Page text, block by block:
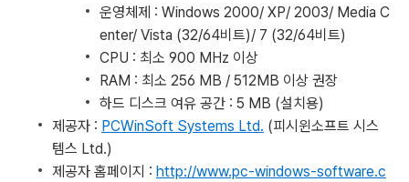
운영체제 : Windows 2000/ XP/ 2003/ Media C
enter/ Vista (32/64비트)/ 7 (32/64비트)
CPU : 최소 900 MHz 이상
RAM : 최소 256 MB / 512MB 이상 권장
하드 디스크 여유 공간 : 5 MB (설치용)
제공자 : PCWinSoft Systems Ltd. (피시윈소프트 시스
템스 Ltd.)
제공자 홈페이지 : http://www.pc-windows-software.c